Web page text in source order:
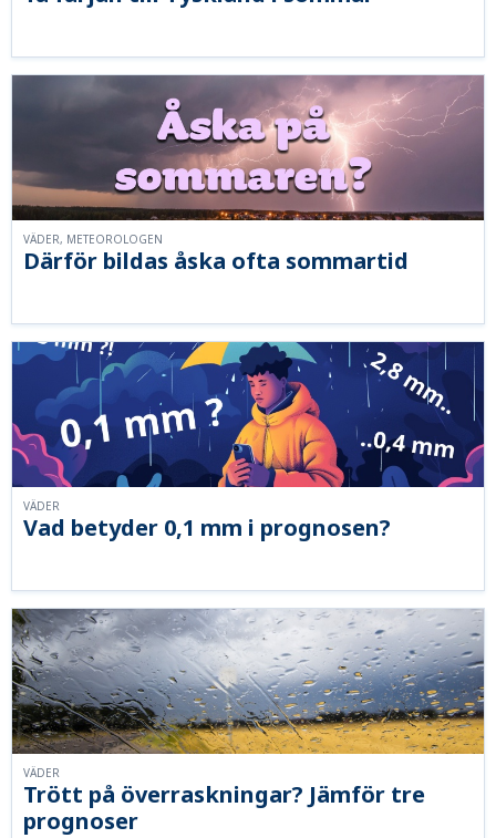
Därför bildas åska ofta sommartid
VÄDER, METEOROLOGEN
Vad betyder 0,1 mm i prognosen?
VÄDER
Trött på överraskningar? Jämför tre
prognoser
VÄDER